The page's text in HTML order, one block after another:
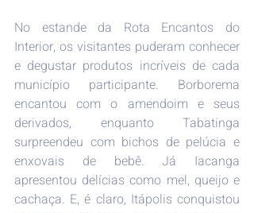
No estande da Rota Encantos do
Interior, os visitantes puderam conhecer
e degustar produtos incríveis de cada
município participante. Borborema
encantou com o amendoim e seus
derivados, enquanto Tabatinga
surpreendeu com bichos de pelúcia e
enxovais de bebê. Já Iacanga
apresentou delícias como mel, queijo e
cachaça. E, é claro, Itápolis conquistou